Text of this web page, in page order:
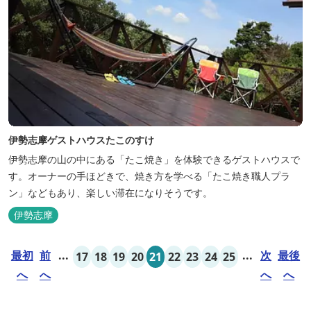
伊勢志摩ゲストハウスたこのすけ
伊勢志摩の山の中にある「たこ焼き」を体験できるゲストハウスで
す。オーナーの手ほどきで、焼き方を学べる「たこ焼き職人プラ
ン」などもあり、楽しい滞在になりそうです。
伊勢志摩
最初
へ
前
へ
... 17 18 19 20 21 22 23 24 25 ... 次
へ
最後
へ